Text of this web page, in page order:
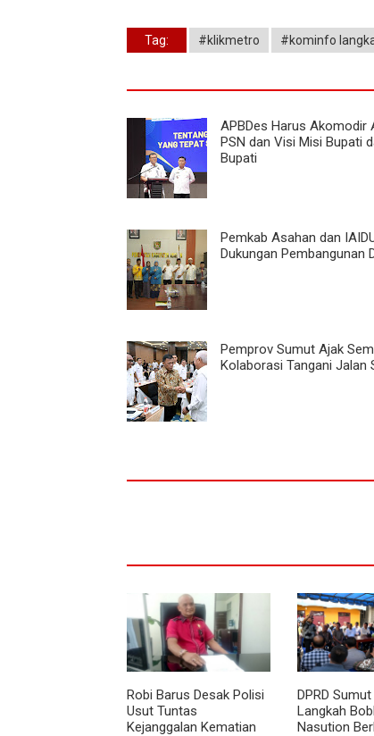
Tag: #klikmetro #kominfo
APBDes Harus Akomodir
PSN dan Visi Misi Bupati
Bupati
Pemkab Asahan dan
Dukungan Pembangunan
Pemprov Sumut Ajak
Kolaborasi Tangani Jalan
Robi Barus Desak Polisi
Usut Tuntas
Kejanggalan Kematian
DPRD
Langkah
Nasution